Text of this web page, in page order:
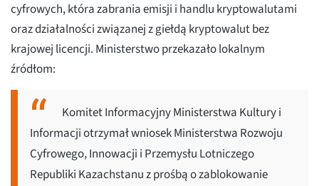
cyfrowych, która zabrania emisji i handlu kryptowalutami
oraz działalności związanej z giełdą kryptowalut bez
krajowej licencji. Ministerstwo przekazało lokalnym
źródłom:
Komitet Informacyjny Ministerstwa Kultury i
Informacji otrzymał wniosek Ministerstwa Rozwoju
Cyfrowego, Innowacji i Przemysłu Lotniczego
Republiki Kazachstanu z prośbą o zablokowanie